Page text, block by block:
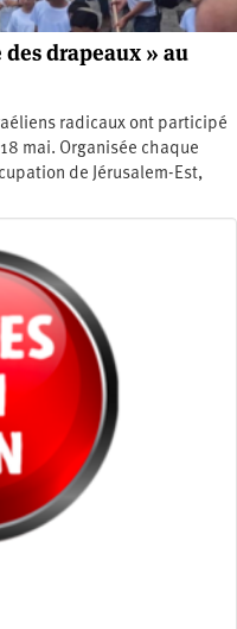
drapeaux » au
radicaux ont participé
mai. Organisée chaque
de Jérusalem-Est,